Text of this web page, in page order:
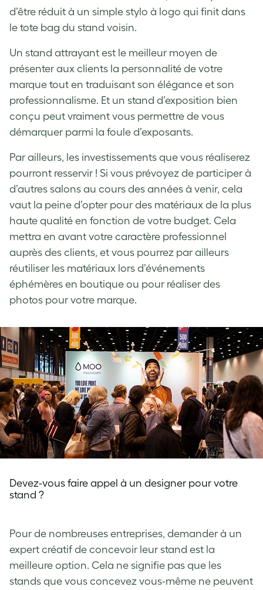
d’être réduit à un simple stylo à logo qui finit dans
le tote bag du stand voisin.
Un stand attrayant est le meilleur moyen de
présenter aux clients la personnalité de votre
marque tout en traduisant son élégance et son
professionnalisme. Et un stand d’exposition bien
conçu peut vraiment vous permettre de vous
démarquer parmi la foule d’exposants.
Par ailleurs, les investissements que vous réaliserez
pourront resservir ! Si vous prévoyez de participer à
d’autres salons au cours des années à venir, cela
vaut la peine d’opter pour des matériaux de la plus
haute qualité en fonction de votre budget. Cela
mettra en avant votre caractère professionnel
auprès des clients, et vous pourrez par ailleurs
réutiliser les matériaux lors d’événements
éphémères en boutique ou pour réaliser des
photos pour votre marque.
Devez-vous faire appel à un designer pour votre
stand ?
Pour de nombreuses entreprises, demander à un
expert créatif de concevoir leur stand est la
meilleure option. Cela ne signifie pas que les
stands que vous concevez vous-même ne peuvent